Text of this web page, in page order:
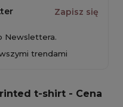
Zapisz się
Newslettera.
trendami
t-shirt - Cena